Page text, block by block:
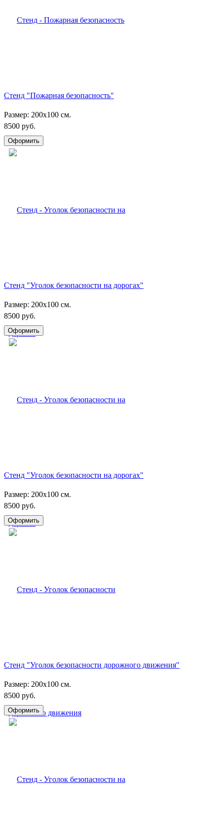
Стенд "Пожарная безопасность"
Размер: 200х100 см.
8500 руб.
Стенд "Уголок безопасности на дорогах"
Размер: 200х100 см.
8500 руб.
Стенд "Уголок безопасности на дорогах"
Размер: 200х100 см.
8500 руб.
Стенд "Уголок безопасности дорожного движения"
Размер: 200х100 см.
8500 руб.